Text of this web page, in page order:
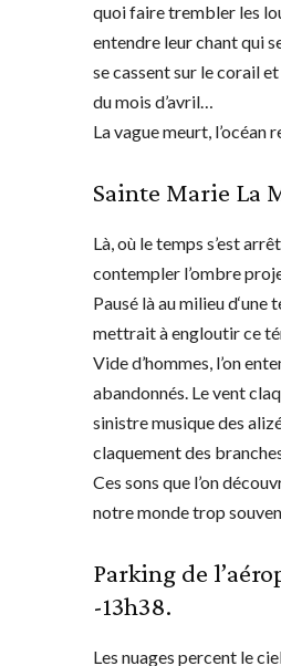
quoi faire trembler les
entendre leur chant qui
se cassent sur le corail
du mois d’avril…
La vague meurt, l’océan
Sainte Marie La
Là, où le temps s’est
contempler l’ombre
Pausé là au milieu
mettrait à engloutir ce
Vide d’hommes, l’on
abandonnés. Le vent
sinistre musique des
claquement des
Ces sons que l’on
notre monde trop
Parking de
-13h38.
Les nuages percent le